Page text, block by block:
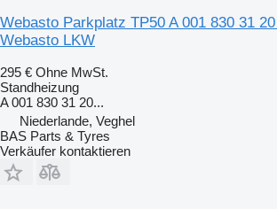
Webasto Parkplatz TP50 A 001 830 31
Webasto LKW
295 € Ohne MwSt.
Standheizung
A 001 830 31 20...
Niederlande, Veghel
BAS Parts & Tyres
Verkäufer kontaktieren